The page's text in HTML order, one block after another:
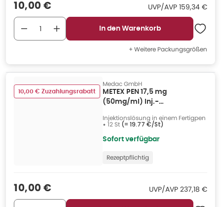
Verkaufspreis
10,00 € UVP/AVP UVP/AVP
159,34 €
In den Warenkorb
+ Weitere Packungsgrößen
10,00 € Zuzahlungsrabatt
Medac GmbH
METEX PEN 17,5 mg
(50mg/ml) Inj.-
Injektionslösung in einem Fertigpen
• 12 St (= 19.77 €/St)
Sofort verfügbar
Rezeptpflichtig
Verkaufspreis
10,00 € UVP/AVP UVP/AVP
237,18 €